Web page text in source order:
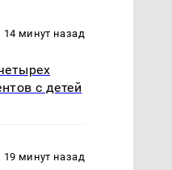
14 минут назад
с детей
19 минут назад